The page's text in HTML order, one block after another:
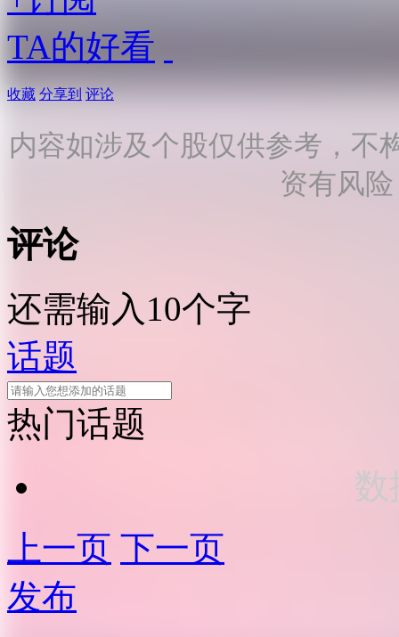
TA的好看
收藏 分享到 评论
内容如涉及个股仅供参考，不
资有风
评论
还需输入10个字
话题
热门话题
数
上一页 下一页
发布